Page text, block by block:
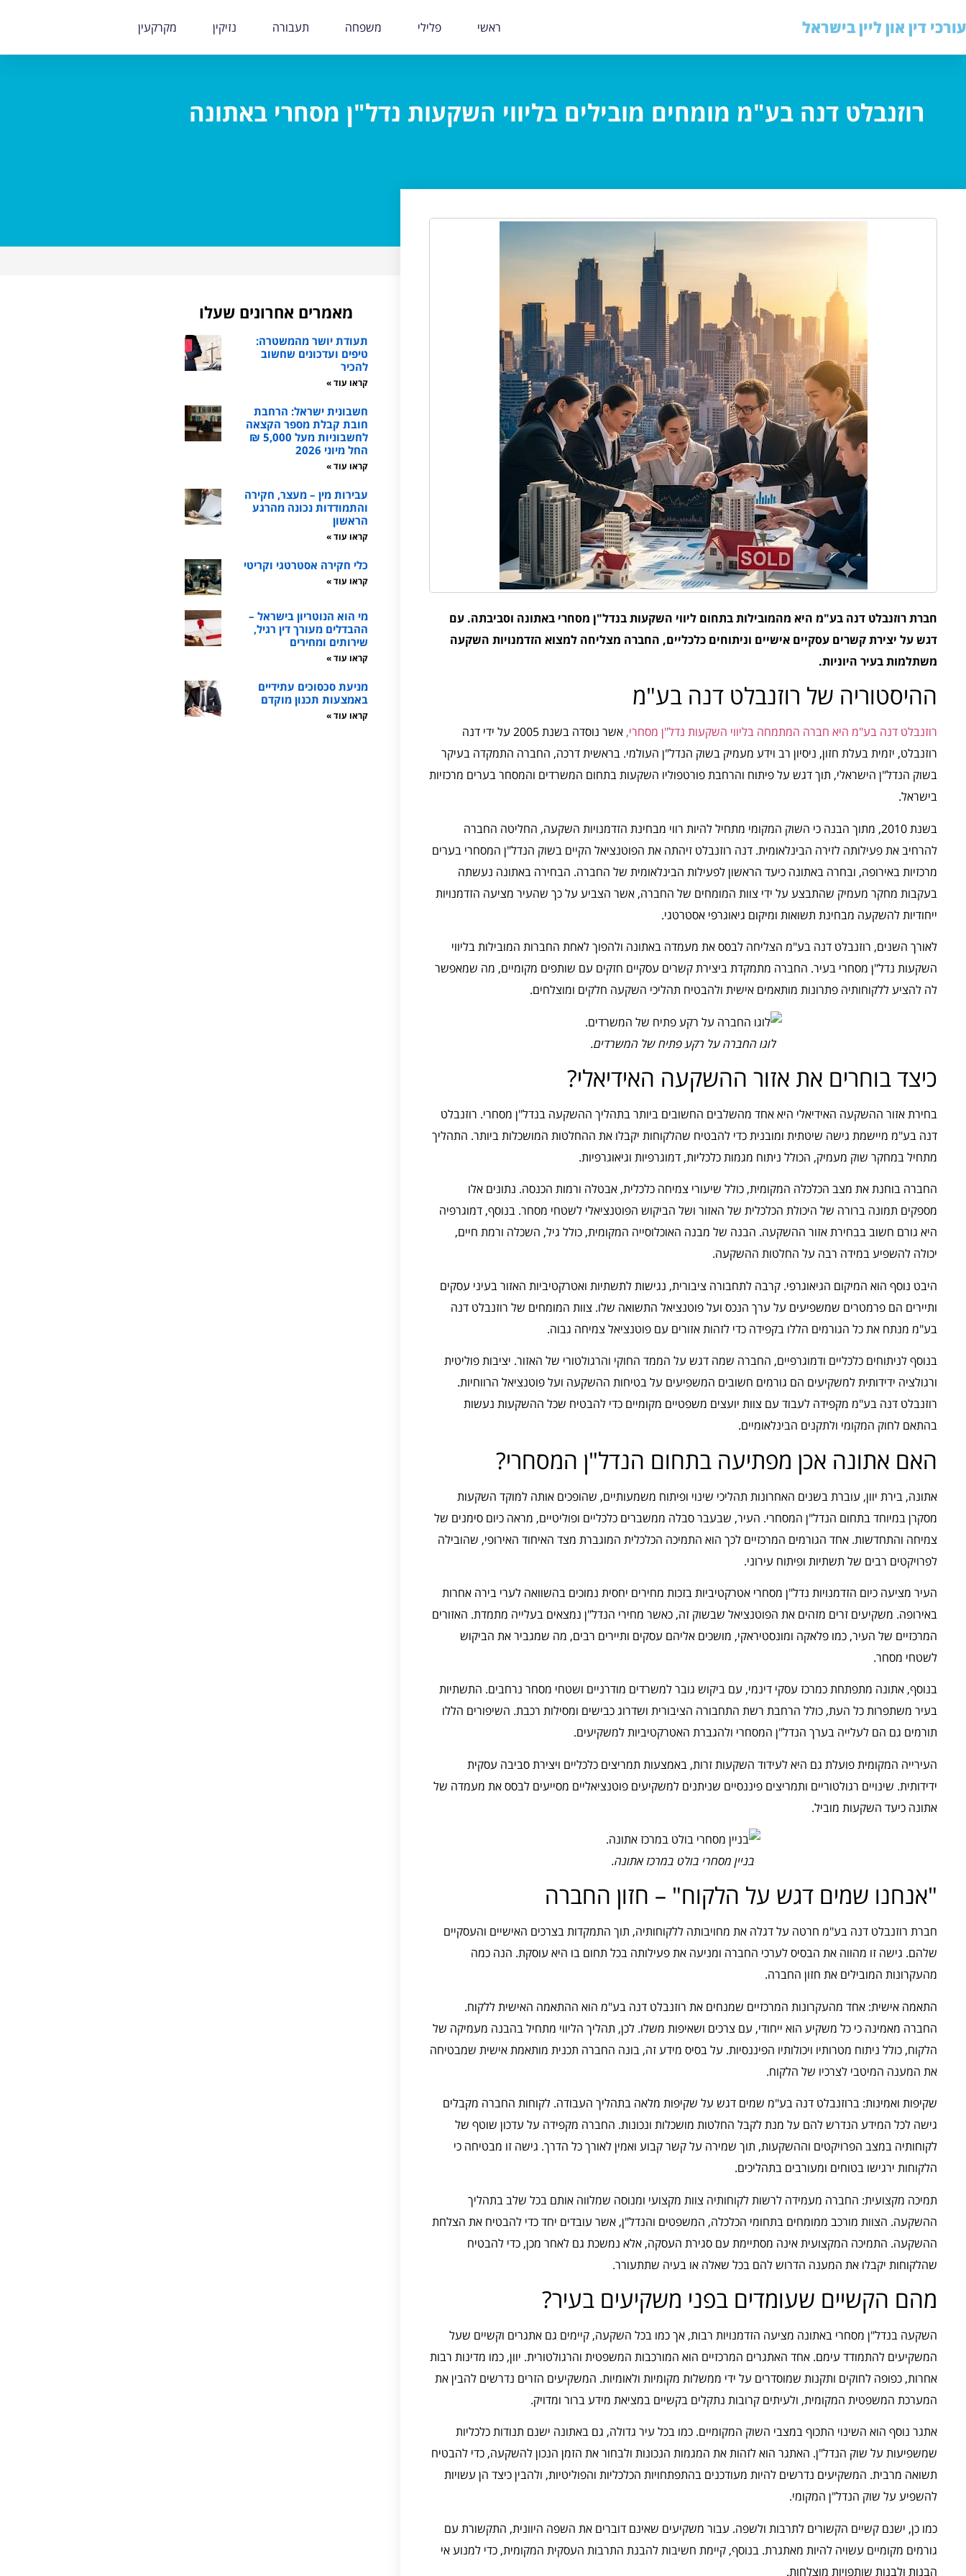
עורכי דין און ליין בישראל ראשי פלילי משפחה תעבורה נזיקין מקרקעין
רוזנבלט דנה בע"מ מומחים מובילים בליווי השקעות נדל"ן מסחרי באתונה
חברת רוזנבלט דנה בע"מ היא מהמובילות בתחום ליווי השקעות בנדל"ן מסחרי באתונה וסביבתה. עם
דגש על יצירת קשרים עסקיים אישיים וניתוחים כלכליים, החברה מצליחה למצוא הזדמנויות השקעה
משתלמות בעיר היוניות.
ההיסטוריה של רוזנבלט דנה בע"מ
רוזנבלט דנה בע"מ היא חברה המתמחה בליווי השקעות נדל"ן מסחרי,
אשר נוסדה בשנת 2005 על ידי דנה
רוזנבלט, יזמית בעלת חזון, ניסיון רב וידע מעמיק בשוק הנדל"ן העולמי. בראשית דרכה, החברה התמקדה בעיקר
בשוק הנדל"ן הישראלי, תוך דגש על פיתוח והרחבת פורטפוליו השקעות בתחום המשרדים והמסחר בערים מרכזיות
בישראל.
בשנת 2010, מתוך הבנה כי השוק המקומי מתחיל להיות רווי מבחינת הזדמנויות השקעה, החליטה החברה
להרחיב את פעילותה לזירה הבינלאומית. דנה רוזנבלט זיהתה את הפוטנציאל הקיים בשוק הנדל"ן המסחרי בערים
מרכזיות באירופה, ובחרה באתונה כיעד הראשון לפעילות הבינלאומית של החברה. הבחירה באתונה נעשתה
בעקבות מחקר מעמיק שהתבצע על ידי צוות המומחים של החברה, אשר הצביע על כך שהעיר מציעה הזדמנויות
ייחודיות להשקעה מבחינת תשואות ומיקום גיאוגרפי אסטרטגי.
לאורך השנים, רוזנבלט דנה בע"מ הצליחה לבסס את מעמדה באתונה ולהפוך לאחת החברות המובילות בליווי
השקעות נדל"ן מסחרי בעיר. החברה מתמקדת ביצירת קשרים עסקיים חזקים עם שותפים מקומיים, מה שמאפשר
לה להציע ללקוחותיה פתרונות מותאמים אישית ולהבטיח תהליכי השקעה חלקים ומוצלחים.
לוגו החברה על רקע פתיח של המשרדים.
כיצד בוחרים את אזור ההשקעה האידיאלי?
בחירת אזור ההשקעה האידיאלי היא אחד מהשלבים החשובים ביותר בתהליך ההשקעה בנדל"ן מסחרי. רוזנבלט
דנה בע"מ מיישמת גישה שיטתית ומובנית כדי להבטיח שהלקוחות יקבלו את ההחלטות המושכלות ביותר. התהליך
מתחיל במחקר שוק מעמיק, הכולל ניתוח מגמות כלכליות, דמוגרפיות וגיאוגרפיות.
החברה בוחנת את מצב הכלכלה המקומית, כולל שיעורי צמיחה כלכלית, אבטלה ורמות הכנסה. נתונים אלו
מספקים תמונה ברורה של היכולת הכלכלית של האזור ושל הביקוש הפוטנציאלי לשטחי מסחר. בנוסף, דמוגרפיה
היא גורם חשוב בבחירת אזור ההשקעה. הבנה של מבנה האוכלוסייה המקומית, כולל גיל, השכלה ורמת חיים,
יכולה להשפיע במידה רבה על החלטות ההשקעה.
היבט נוסף הוא המיקום הגיאוגרפי. קרבה לתחבורה ציבורית, נגישות לתשתיות ואטרקטיביות האזור בעיני עסקים
ותיירים הם פרמטרים שמשפיעים על ערך הנכס ועל פוטנציאל התשואה שלו. צוות המומחים של רוזנבלט דנה
בע"מ מנתח את כל הגורמים הללו בקפידה כדי לזהות אזורים עם פוטנציאל צמיחה גבוה.
בנוסף לניתוחים כלכליים ודמוגרפיים, החברה שמה דגש על הממד החוקי והרגולטורי של האזור. יציבות פוליטית
ורגולציה ידידותית למשקיעים הם גורמים חשובים המשפיעים על בטיחות ההשקעה ועל פוטנציאל הרווחיות.
רוזנבלט דנה בע"מ מקפידה לעבוד עם צוות יועצים משפטיים מקומיים כדי להבטיח שכל ההשקעות נעשות
בהתאם לחוק המקומי ולתקנים הבינלאומיים.
האם אתונה אכן מפתיעה בתחום הנדל"ן המסחרי?
אתונה, בירת יוון, עוברת בשנים האחרונות תהליכי שינוי ופיתוח משמעותיים, שהופכים אותה למוקד השקעות
מסקרן במיוחד בתחום הנדל"ן המסחרי. העיר, שבעבר סבלה ממשברים כלכליים ופוליטיים, מראה כיום סימנים של
צמיחה והתחדשות. אחד הגורמים המרכזיים לכך הוא התמיכה הכלכלית המוגברת מצד האיחוד האירופי, שהובילה
לפרויקטים רבים של תשתיות ופיתוח עירוני.
העיר מציעה כיום הזדמנויות נדל"ן מסחרי אטרקטיביות בזכות מחירים יחסית נמוכים בהשוואה לערי בירה אחרות
באירופה. משקיעים זרים מזהים את הפוטנציאל שבשוק זה, כאשר מחירי הנדל"ן נמצאים בעלייה מתמדת. האזורים
המרכזיים של העיר, כמו פלאקה ומונסטיראקי, מושכים אליהם עסקים ותיירים רבים, מה שמגביר את הביקוש
לשטחי מסחר.
בנוסף, אתונה מתפתחת כמרכז עסקי דינמי, עם ביקוש גובר למשרדים מודרניים ושטחי מסחר נרחבים. התשתיות
בעיר משתפרות כל העת, כולל הרחבת רשת התחבורה הציבורית ושדרוג כבישים ומסילות רכבת. השיפורים הללו
תורמים גם הם לעלייה בערך הנדל"ן המסחרי ולהגברת האטרקטיביות למשקיעים.
העירייה המקומית פועלת גם היא לעידוד השקעות זרות, באמצעות תמריצים כלכליים ויצירת סביבה עסקית
ידידותית. שינויים רגולטוריים ותמריצים פיננסיים שניתנים למשקיעים פוטנציאליים מסייעים לבסס את מעמדה של
אתונה כיעד השקעות מוביל.
בניין מסחרי בולט במרכז אתונה.
"אנחנו שמים דגש על הלקוח" – חזון החברה
חברת רוזנבלט דנה בע"מ חרטה על דגלה את מחויבותה ללקוחותיה, תוך התמקדות בצרכים האישיים והעסקיים
שלהם. גישה זו מהווה את הבסיס לערכי החברה ומניעה את פעילותה בכל תחום בו היא עוסקת. הנה כמה
מהעקרונות המובילים את חזון החברה.
התאמה אישית: אחד מהעקרונות המרכזיים שמנחים את רוזנבלט דנה בע"מ הוא ההתאמה האישית ללקוח.
החברה מאמינה כי כל משקיע הוא ייחודי, עם צרכים ושאיפות משלו. לכן, תהליך הליווי מתחיל בהבנה מעמיקה של
הלקוח, כולל ניתוח מטרותיו ויכולותיו הפיננסיות. על בסיס מידע זה, בונה החברה תכנית מותאמת אישית שמבטיחה
את המענה המיטבי לצרכיו של הלקוח.
שקיפות ואמינות: ברוזנבלט דנה בע"מ שמים דגש על שקיפות מלאה בתהליך העבודה. לקוחות החברה מקבלים
גישה לכל המידע הנדרש להם על מנת לקבל החלטות מושכלות ונכונות. החברה מקפידה על עדכון שוטף של
לקוחותיה במצב הפרויקטים וההשקעות, תוך שמירה על קשר קבוע ואמין לאורך כל הדרך. גישה זו מבטיחה כי
הלקוחות ירגישו בטוחים ומעורבים בתהליכים.
תמיכה מקצועית: החברה מעמידה לרשות לקוחותיה צוות מקצועי ומנוסה שמלווה אותם בכל שלב בתהליך
ההשקעה. הצוות מורכב ממומחים בתחומי הכלכלה, המשפטים והנדל"ן, אשר עובדים יחד כדי להבטיח את הצלחת
ההשקעה. התמיכה המקצועית אינה מסתיימת עם סגירת העסקה, אלא נמשכת גם לאחר מכן, כדי להבטיח
שהלקוחות יקבלו את המענה הדרוש להם בכל שאלה או בעיה שתתעורר.
מהם הקשיים שעומדים בפני משקיעים בעיר?
השקעה בנדל"ן מסחרי באתונה מציעה הזדמנויות רבות, אך כמו בכל השקעה, קיימים גם אתגרים וקשיים שעל
המשקיעים להתמודד עימם. אחד האתגרים המרכזיים הוא המורכבות המשפטית והרגולטורית. יוון, כמו מדינות רבות
אחרות, כפופה לחוקים ותקנות שמוסדרים על ידי ממשלות מקומיות ולאומיות. המשקיעים הזרים נדרשים להבין את
המערכת המשפטית המקומית, ולעיתים קרובות נתקלים בקשיים במציאת מידע ברור ומדויק.
אתגר נוסף הוא השינוי התכוף במצבי השוק המקומיים. כמו בכל עיר גדולה, גם באתונה ישנם תנודות כלכליות
שמשפיעות על שוק הנדל"ן. האתגר הוא לזהות את המגמות הנכונות ולבחור את הזמן הנכון להשקעה, כדי להבטיח
תשואה מרבית. המשקיעים נדרשים להיות מעודכנים בהתפתחויות הכלכליות והפוליטיות, ולהבין כיצד הן עשויות
להשפיע על שוק הנדל"ן המקומי.
כמו כן, ישנם קשיים הקשורים לתרבות ולשפה. עבור משקיעים שאינם דוברים את השפה היוונית, התקשורת עם
גורמים מקומיים עשויה להיות מאתגרת. בנוסף, קיימת חשיבות להבנת התרבות העסקית המקומית, כדי למנוע אי
הבנות ולבנות שותפויות מוצלחות.
מאמרים אחרונים שעלו
תעודת יושר מהמשטרה:
טיפים ועדכונים שחשוב
להכיר
קראו עוד »
חשבונית ישראל: הרחבת
חובת קבלת מספר הקצאה
לחשבוניות מעל 5,000 ₪
החל מיוני 2026
קראו עוד »
עבירות מין – מעצר, חקירה
והתמודדות נכונה מהרגע
הראשון
קראו עוד »
כלי חקירה אסטרטגי וקריטי
קראו עוד »
מי הוא הנוטריון בישראל –
ההבדלים מעורך דין רגיל,
שירותים ומחירים
קראו עוד »
מניעת סכסוכים עתידיים
באמצעות תכנון מוקדם
קראו עוד »